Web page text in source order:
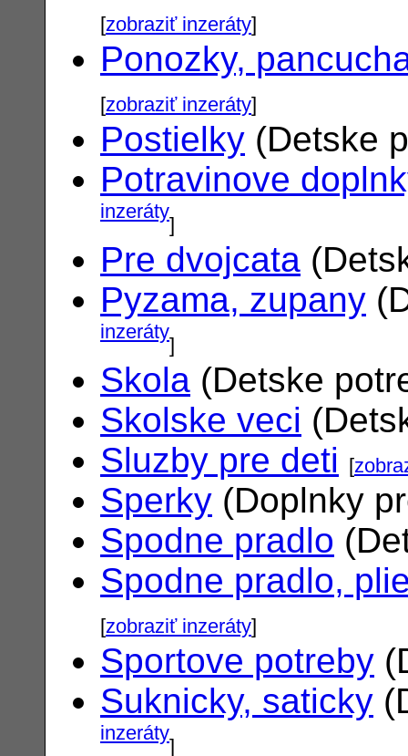
[zobraziť inzeráty]
Ponozky,
[zobraziť inzeráty]
Postielky (Detske
Potravinove
inzeráty]
Pre dvojcata
Pyzama, zupany
inzeráty]
Skola (Detske
Skolske veci
Sluzby pre deti [
Sperky (Doplnky
Spodne pradlo
Spodne pradlo,
[zobraziť inzeráty]
Sportove potreby
Suknicky, saticky
inzeráty]